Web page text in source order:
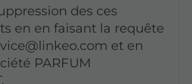
des ces
en en faisant la requête
et en
PARFUM